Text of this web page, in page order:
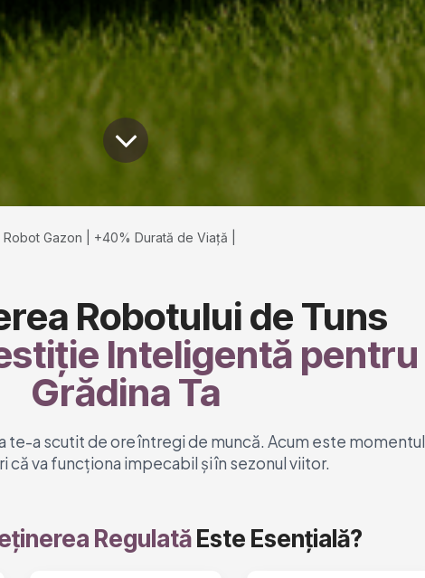
Gazon | +40% Durată de Viață |
Robotului de Tuns
Inteligentă pentru
Grădina Ta
te-a scutit de ore întregi de muncă. Acum este momentul
că va funcționa impecabil și în sezonul viitor.
RegulatăEste Esențială?